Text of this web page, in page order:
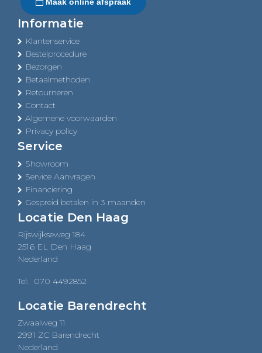
Informatie
Klantenservice
Bestelprocedure
Bezorgen
Betaalmethoden
Retourneren
Contact
Algemene voorwaarden
Privacy policy
Service
Showroom
Service Aanvragen
Financiering
Gespreid betalen in 3 maanden
Locatie Den Haag
Rijswijkseweg 184
2516 EL Den Haag
Nederland
Tel: 070 4492852
Locatie Barendrecht
Zwaalweg 11
2991 ZC Barendrecht
Nederland